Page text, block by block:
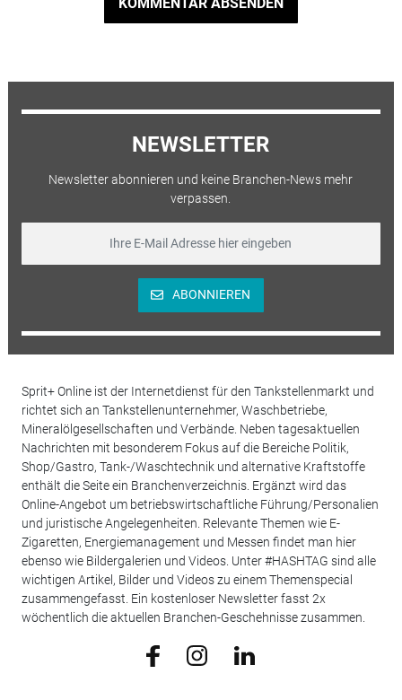
NEWSLETTER
Newsletter abonnieren und keine Branchen-News mehr
verpassen.
ABONNIEREN
Sprit+ Online ist der Internetdienst für den Tankstellenmarkt und
richtet sich an Tankstellenunternehmer, Waschbetriebe,
Mineralölgesellschaften und Verbände. Neben tagesaktuellen
Nachrichten mit besonderem Fokus auf die Bereiche Politik,
Shop/Gastro, Tank-/Waschtechnik und alternative Kraftstoffe
enthält die Seite ein Branchenverzeichnis. Ergänzt wird das
Online-Angebot um betriebswirtschaftliche Führung/Personalien
und juristische Angelegenheiten. Relevante Themen wie E-
Zigaretten, Energiemanagement und Messen findet man hier
ebenso wie Bildergalerien und Videos. Unter #HASHTAG sind alle
wichtigen Artikel, Bilder und Videos zu einem Themenspecial
zusammengefasst. Ein kostenloser Newsletter fasst 2x
wöchentlich die aktuellen Branchen-Geschehnisse zusammen.